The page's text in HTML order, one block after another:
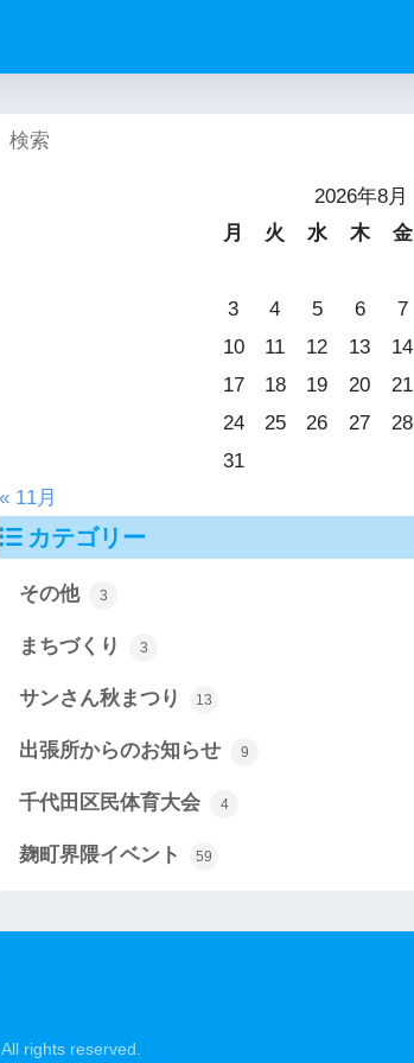
2026年8月
月
火 水 木 金
3
4 5 6 7
10
11 12 13 14
17
18 19 20 21
24
25 26 27 28
31
« 11月
カテゴリー
その他 3
まちづくり 3
サンさん秋まつり 13
出張所からのお知らせ 9
千代田区民体育大会 4
麹町界隈イベント 59
rights reserved.